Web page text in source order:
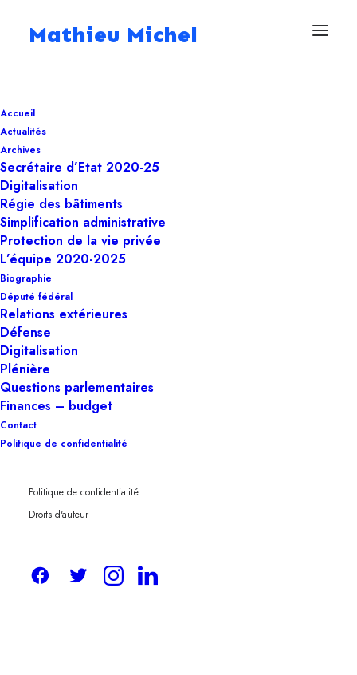
Mathieu Michel
Accueil
Actualités
Archives
Secrétaire d’Etat 2020-25
Digitalisation
Régie des bâtiments
Simplification administrative
Protection de la vie privée
L’équipe 2020-2025
Biographie
Député fédéral
Relations extérieures
Défense
Digitalisation
Plénière
Questions parlementaires
Finances – budget
Contact
Politique de confidentialité
Politique de confidentialité
Droits d'auteur
publicité politique :
une décision contre-
productive et
dangereuse pour la
Instagram…) pourrait apparaître, à première vue,
comme une tentative louable de contenir la
processus démocratiques. Il n’en est rien. Cette
décision est non seulement